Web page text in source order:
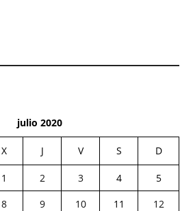
julio 2020
X J V S D
1 2 3 4
5
8 9 10 11
12